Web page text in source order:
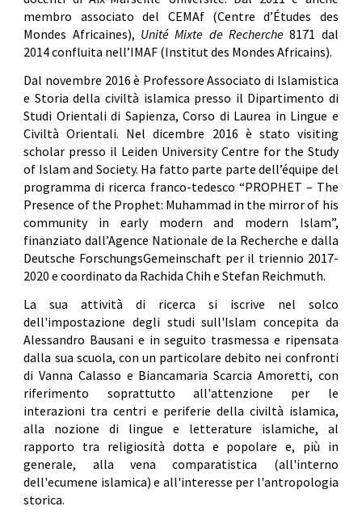
membro associato del CEMAf (Centre d’Études des
Mondes Africaines), Unité Mixte de Recherche8171 dal
2014 confluita nell’IMAF (Institut des Mondes Africains).
Dal novembre 2016 è Professore Associato di Islamistica
e Storia della civiltà islamica presso il Dipartimento di
Studi Orientali di Sapienza, Corso di Laurea in Lingue e
Civiltà Orientali. Nel dicembre 2016 è stato visiting
scholar presso il Leiden University Centre for the Study
of Islam and Society. Ha fatto parte parte dell’équipe del
programma di ricerca franco-tedesco “PROPHET – The
Presence of the Prophet: Muhammad in the mirror of his
community in early modern and modern Islam”,
finanziato dall’Agence Nationale de la Recherche e dalla
Deutsche ForschungsGemeinschaft per il triennio 2017-
2020 e coordinato da Rachida Chih e Stefan Reichmuth.
La sua attività di ricerca si iscrive nel solco
dell'impostazione degli studi sull'Islam concepita da
Alessandro Bausani e in seguito trasmessa e ripensata
dalla sua scuola, con un particolare debito nei confronti
di Vanna Calasso e Biancamaria Scarcia Amoretti, con
riferimento soprattutto all'attenzione per le
interazioni tra centri e periferie della civiltà islamica,
alla nozione di lingue e letterature islamiche, al
rapporto tra religiosità dotta e popolare e, più in
generale, alla vena comparatistica (all'interno
dell'ecumene islamica) e all'interesse per l'antropologia
storica.